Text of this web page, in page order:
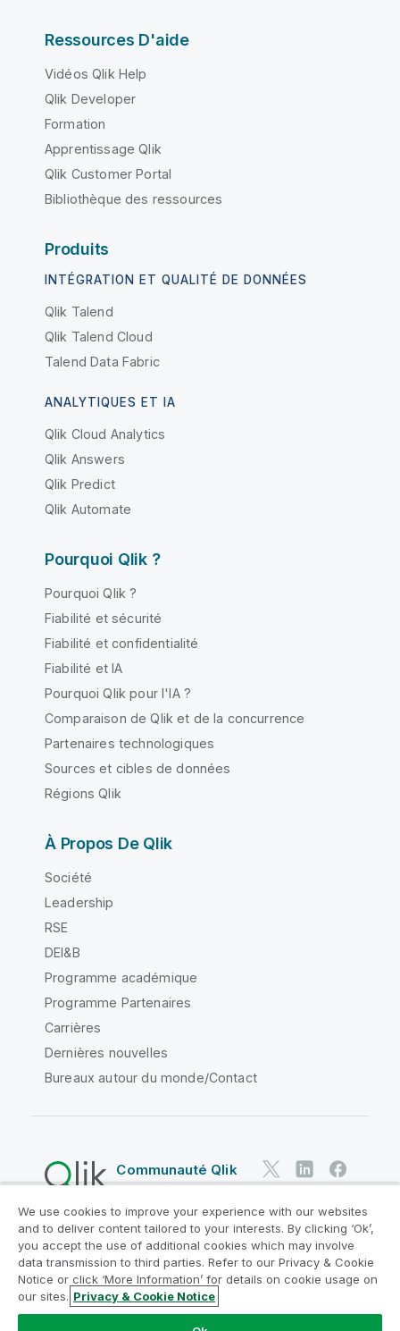
Ressources D'aide
Vidéos Qlik Help
Qlik Developer
Formation
Apprentissage Qlik
Qlik Customer Portal
Bibliothèque des ressources
Produits
INTÉGRATION ET QUALITÉ DE DONNÉES
Qlik Talend
Qlik Talend Cloud
Talend Data Fabric
ANALYTIQUES ET IA
Qlik Cloud Analytics
Qlik Answers
Qlik Predict
Qlik Automate
Pourquoi Qlik ?
Pourquoi Qlik ?
Fiabilité et sécurité
Fiabilité et confidentialité
Fiabilité et IA
Pourquoi Qlik pour l'IA ?
Comparaison de Qlik et de la concurrence
Partenaires technologiques
Sources et cibles de données
Régions Qlik
À Propos De Qlik
Société
Leadership
RSE
DEI&B
Programme académique
Programme Partenaires
Carrières
Dernières nouvelles
Bureaux autour du monde/Contact
Communauté Qlik
Contrats juridiques
Conditions d'utilisation des produits
Legal Policies
Conditions légales
Conditions d'utilisation
Marques
Do Not Share My Info
We use cookies to improve your experience with our websites
and to deliver content tailored to your interests. By clicking ‘Ok’,
you accept the use of additional cookies which may involve
data transmission to third parties. Refer to our Privacy & Cookie
Notice or click ‘More Information’ for details on cookie usage on
our sites. Privacy & Cookie Notice